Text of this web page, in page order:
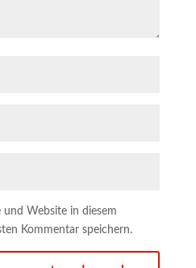
und Website in diesem
Kommentar speichern.